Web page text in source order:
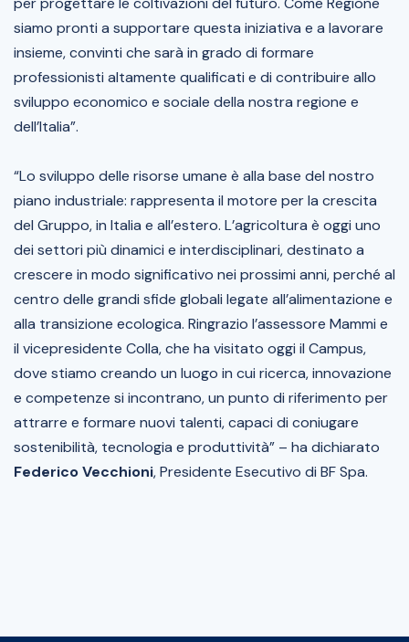
siamo pronti a supportare questa iniziativa e a lavorare
insieme, convinti che sarà in grado di formare
professionisti altamente qualificati e di contribuire allo
sviluppo economico e sociale della nostra regione e
dell’Italia”.
“Lo sviluppo delle risorse umane è alla base del nostro
piano industriale: rappresenta il motore per la crescita
del Gruppo, in Italia e all’estero. L’agricoltura è oggi uno
dei settori più dinamici e interdisciplinari, destinato a
crescere in modo significativo nei prossimi anni, perché al
centro delle grandi sfide globali legate all’alimentazione e
alla transizione ecologica. Ringrazio l’assessore Mammi e
il vicepresidente Colla, che ha visitato oggi il Campus,
dove stiamo creando un luogo in cui ricerca, innovazione
e competenze si incontrano, un punto di riferimento per
attrarre e formare nuovi talenti, capaci di coniugare
sostenibilità, tecnologia e produttività” – ha dichiarato
Federico Vecchioni, Presidente Esecutivo di BF Spa.